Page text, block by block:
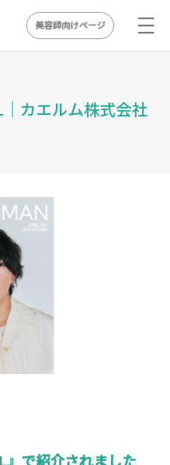
美容師向けページ
カエルム株式会社